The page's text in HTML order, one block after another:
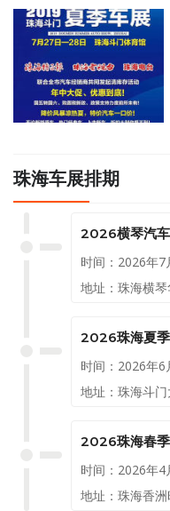
珠海车展排期
2026横琴汽
时间：2026年7
地址：珠海横
2026珠海夏
时间：2026年6
地址：珠海斗
2026珠海春
时间：2026年4
地址：珠海香